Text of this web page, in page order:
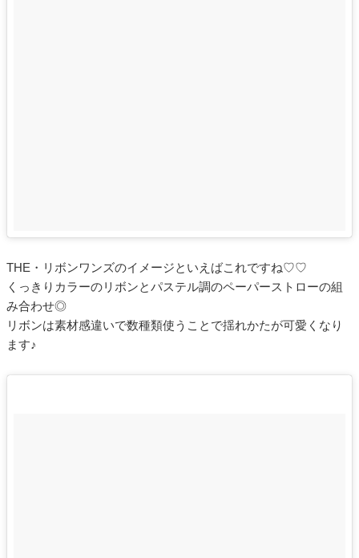
THE・リボンワンズのイメージといえばこれですね♡♡
くっきりカラーのリボンとパステル調のペーパーストローの組
み合わせ◎
リボンは素材感違いで数種類使うことで揺れかたが可愛くなり
ます♪